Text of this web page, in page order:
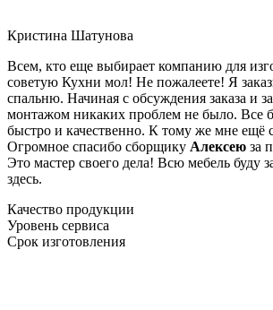
Кристина Шатунова
Всем, кто еще выбирает компанию для
советую Кухни мол! Не пожалеете! Я
спальню. Начиная с обсуждения заказа и
монтажом никаких проблем не было. Все
быстро и качественно. К тому же мне ещё
Огромное спасибо сборщику Алексею за
Это мастер своего дела! Всю мебель буду
здесь.
Качество продукции
Уровень сервиса
Срок изготовления